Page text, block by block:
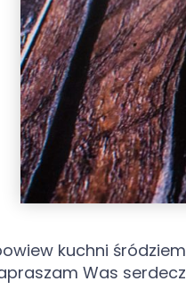
kuchni
Was